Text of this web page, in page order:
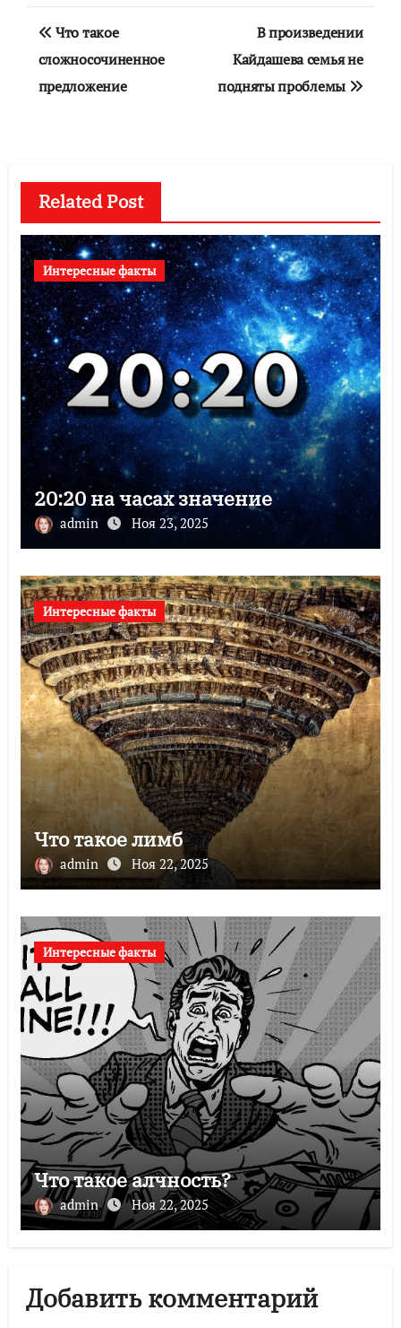
Навигация
по
записям
Что такое
сложносочиненное
предложение
В произведении
Кайдашева семья не
подняты проблемы
Related Post
Интересные факты
20:20 на часах значение
admin Ноя 23, 2025
Интересные факты
Что такое лимб
admin Ноя 22, 2025
Интересные факты
Что такое алчность?
admin Ноя 22, 2025
Добавить комментарий